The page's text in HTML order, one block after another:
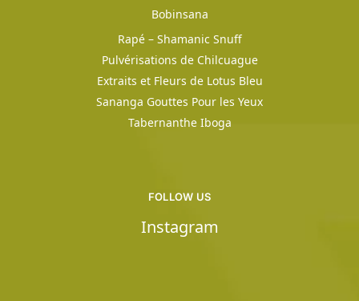
Bobinsana
Rapé – Shamanic Snuff
Pulvérisations de Chilcuague
Extraits et Fleurs de Lotus Bleu
Sananga Gouttes Pour les Yeux
Tabernanthe Iboga
FOLLOW US
Instagram